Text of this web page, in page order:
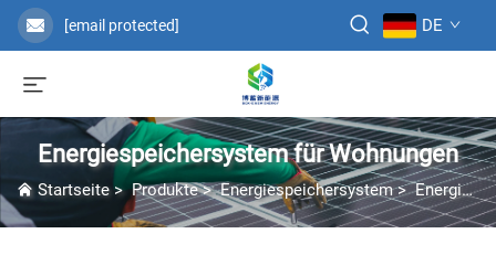
[email protected] DE
Energiespeichersystem für Wohnungen
Startseite>Produkte>Energiespeichersystem>Energiespeichersystem für Wohnungen